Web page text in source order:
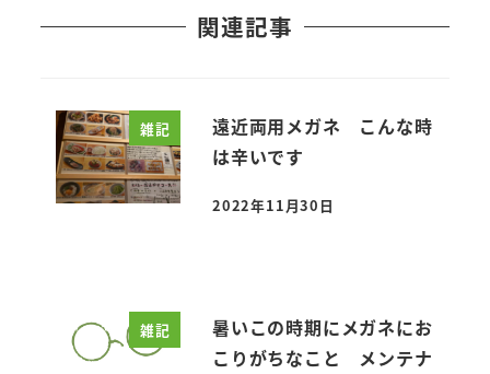
関連記事
雑記
遠近両用メガネ こんな時
は辛いです
投稿日
2022年11月30日
雑記
暑いこの時期にメガネにお
こりがちなこと メンテナ